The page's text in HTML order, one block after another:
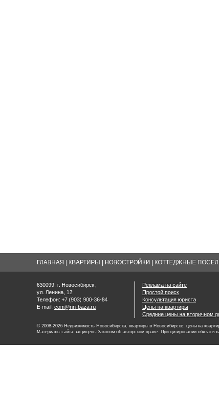
ГЛАВНАЯ КВАРТИРЫ НОВОСТРОЙКИ КОТТЕДЖНЫЕ
630099, г. Новосибирск,
ул. Ленина, 12
Телефон: +7 (903) 900-36-84
E-mail: com@nn-baza.ru
Реклама на сайте
Простой поиск
Консультация юриста
Цены на квартиры
Средние цены на вторичном
© 2008-2026 Недвижимость Новосибирска, квартиры в Новосибирске, цены на
Материалы сайта защищены Законом об авторском праве. При цитировании